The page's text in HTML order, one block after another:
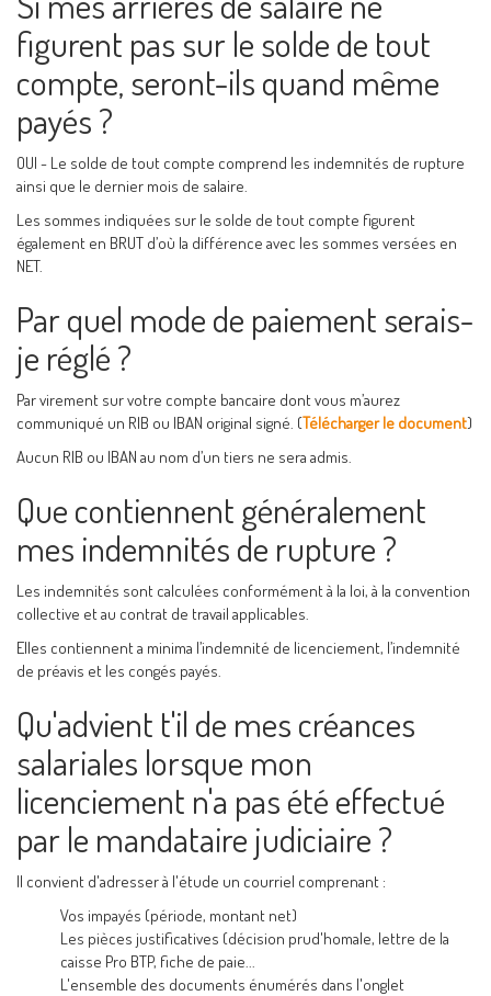
figurent pas sur le solde de tout
compte, seront-ils quand même
payés ?
OUI - Le solde de tout compte comprend les indemnités de rupture
ainsi que le dernier mois de salaire.
Les sommes indiquées sur le solde de tout compte figurent
également en BRUT d’où la différence avec les sommes versées en
NET.
Par quel mode de paiement serais-
je réglé ?
Par virement sur votre compte bancaire dont vous m’aurez
communiqué un RIB ou IBAN original signé. (Télécharger le document)
Aucun RIB ou IBAN au nom d’un tiers ne sera admis.
Que contiennent généralement
mes indemnités de rupture ?
Les indemnités sont calculées conformément à la loi, à la convention
collective et au contrat de travail applicables.
Elles contiennent a minima l’indemnité de licenciement, l’indemnité
de préavis et les congés payés.
Qu'advient t'il de mes créances
salariales lorsque mon
licenciement n'a pas été effectué
par le mandataire judiciaire ?
Il convient d'adresser à l'étude un courriel comprenant :
Vos impayés (période, montant net)
Les pièces justificatives (décision prud'homale, lettre de la
caisse Pro BTP, fiche de paie...
L'ensemble des documents énumérés dans l'onglet